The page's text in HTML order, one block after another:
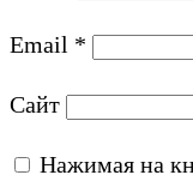
Email *
Сайт
Нажимая на